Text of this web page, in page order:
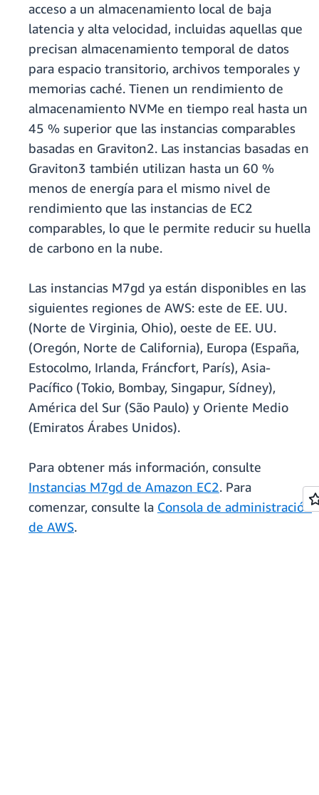
acceso a un almacenamiento local de baja
latencia y alta velocidad, incluidas aquellas que
precisan almacenamiento temporal de datos
para espacio transitorio, archivos temporales y
memorias caché. Tienen un rendimiento de
almacenamiento NVMe en tiempo real hasta un
45 % superior que las instancias comparables
basadas en Graviton2. Las instancias basadas en
Graviton3 también utilizan hasta un 60 %
menos de energía para el mismo nivel de
rendimiento que las instancias de EC2
comparables, lo que le permite reducir su huella
de carbono en la nube.
Las instancias M7gd ya están disponibles en las
siguientes regiones de AWS: este de EE. UU.
(Norte de Virginia, Ohio), oeste de EE. UU.
(Oregón, Norte de California), Europa (España,
Estocolmo, Irlanda, Fráncfort, París), Asia-
Pacífico (Tokio, Bombay, Singapur, Sídney),
América del Sur (São Paulo) y Oriente Medio
(Emiratos Árabes Unidos).
Para obtener más información, consulte
Instancias M7gd de Amazon EC2. Para
comenzar, consulte la Consola de administración
de AWS.